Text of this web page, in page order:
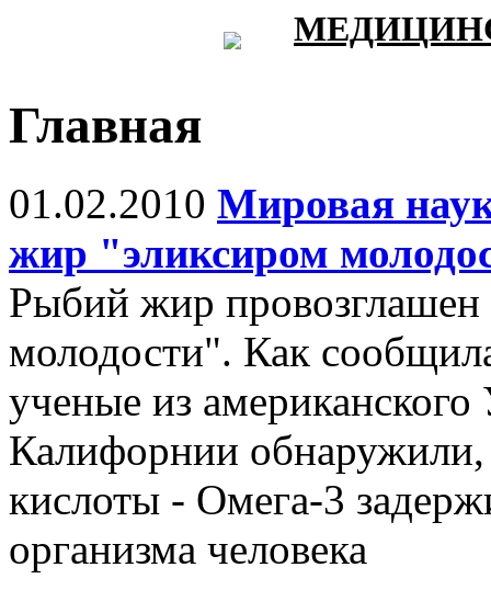
Главная
01.02.2010 Мировая
жир "эликсиром
Рыбий жир
молодости". Как
ученые из американского
Калифорнии
кислоты - Омега-3
организма человека